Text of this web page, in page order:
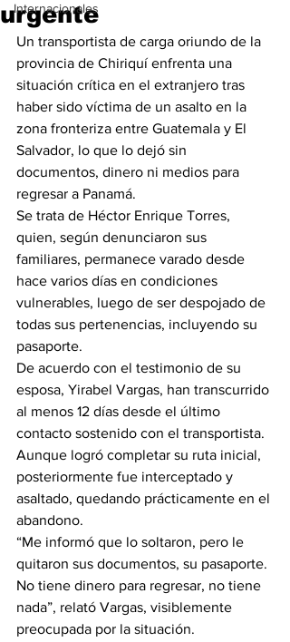
Internacionales
urgente
Un transportista de carga oriundo de la
provincia de Chiriquí enfrenta una
situación crítica en el extranjero tras
haber sido víctima de un asalto en la
zona fronteriza entre Guatemala y El
Salvador, lo que lo dejó sin
documentos, dinero ni medios para
regresar a Panamá.
Se trata de Héctor Enrique Torres,
quien, según denunciaron sus
familiares, permanece varado desde
hace varios días en condiciones
vulnerables, luego de ser despojado de
todas sus pertenencias, incluyendo su
pasaporte.
De acuerdo con el testimonio de su
esposa, Yirabel Vargas, han transcurrido
al menos 12 días desde el último
contacto sostenido con el transportista.
Aunque logró completar su ruta inicial,
posteriormente fue interceptado y
asaltado, quedando prácticamente en el
abandono.
“Me informó que lo soltaron, pero le
quitaron sus documentos, su pasaporte.
No tiene dinero para regresar, no tiene
nada”, relató Vargas, visiblemente
preocupada por la situación.